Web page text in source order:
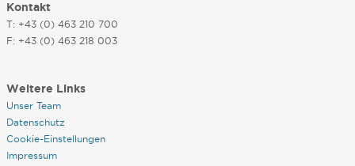
Kontakt
T: +43 (0) 463 210 700
F: +43 (0) 463 218 003
Weitere Links
Unser Team
Datenschutz
Cookie-Einstellungen
Impressum